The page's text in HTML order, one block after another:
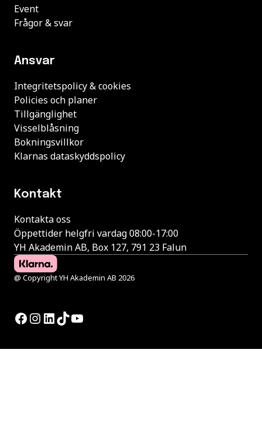
Event
Frågor & svar
Ansvar
Integritetspolicy & cookies
Policies och planer
Tillgänglighet
Visselblåsning
Bokningsvillkor
Klarnas dataskyddspolicy
Kontakt
Kontakta oss
Öppettider helgfri vardag 08:00-17:00
YH Akademin AB, Box 127, 791 23 Falun
@ Copyright YH Akademin AB 2026
Facebook
Instagram
LinkedIn
TikTok
YouTube